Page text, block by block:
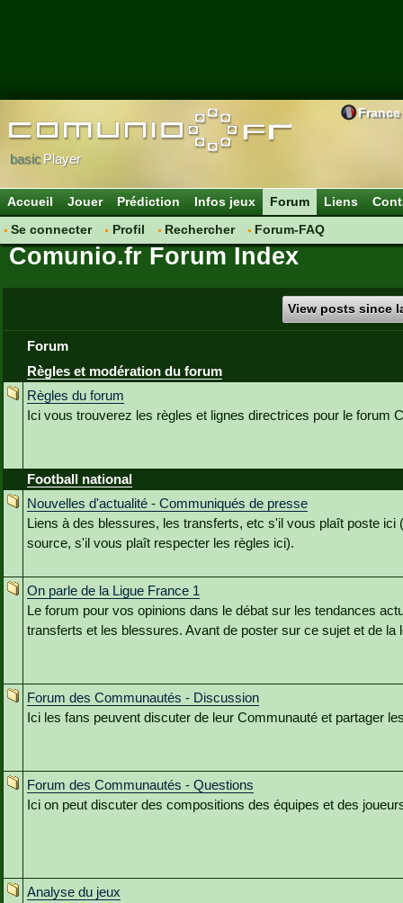
France
basicPlayer
Accueil Jouer Prédiction Infos jeux
Forum
Se connecter
Profil Rechercher Forum-FAQ
Liens
Comunio.fr Forum Index
View posts since
Forum
Règles et modération du forum
Règles du forum
Ici vous trouverez les règles et lignes directrices pour le forum
Football national
Nouvelles d'actualité - Communiqués de presse
Liens à des blessures, les transferts, etc s'il vous plaît poste ici
source, s'il vous plaît respecter les règles ici).
On parle de la Ligue France 1
Le forum pour vos opinions dans le débat sur les tendances
transferts et les blessures. Avant de poster sur ce sujet et de la
Forum des Communautés - Discussion
Ici les fans peuvent discuter de leur Communauté et partager
Forum des Communautés - Questions
Ici on peut discuter des compositions des équipes et des
Analyse du jeux